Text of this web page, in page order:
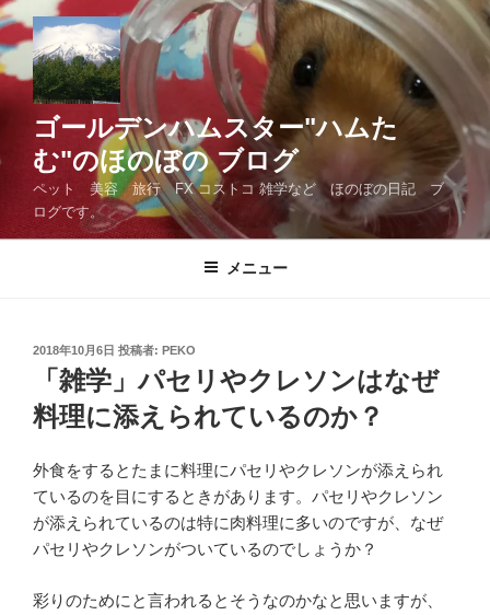
コ
テ
ン
ス
ゴールデンハムスター"ハムた
む"のほのぼの ブログ
ペット 美容 旅行 FX コストコ 雑学など ほのぼの日記 ブ
ログです。
メニュー
投
2018年10月6日 投稿者: PEKO
「雑学」パセリやクレソンはなぜ
料理に添えられているのか？
外食をするとたまに料理にパセリやクレソンが添えられ
ているのを目にするときがあります。パセリやクレソン
が添えられているのは特に肉料理に多いのですが、なぜ
パセリやクレソンがついているのでしょうか？
彩りのためにと言われるとそうなのかなと思いますが、